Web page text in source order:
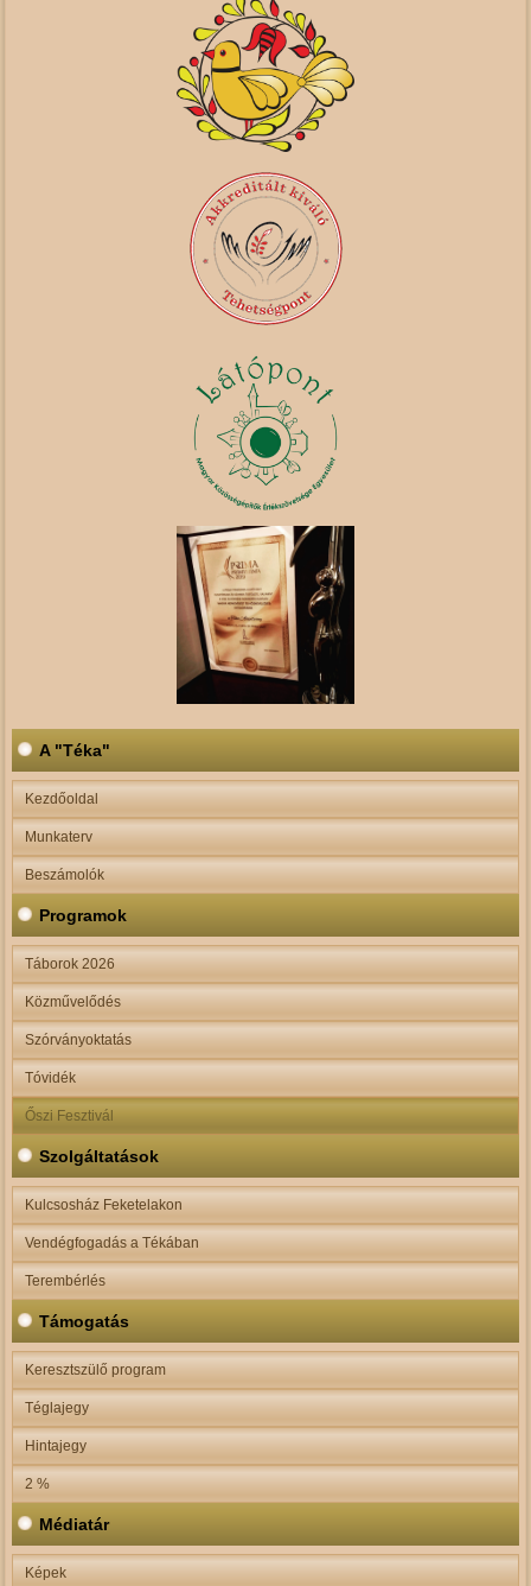
A "Téka"
Kezdőoldal
Munkaterv
Beszámolók
Programok
Táborok 2026
Közművelődés
Szórványoktatás
Tóvidék
Őszi Fesztivál
Szolgáltatások
Kulcsosház Feketelakon
Vendégfogadás a Tékában
Terembérlés
Támogatás
Keresztszülő program
Téglajegy
Hintajegy
2 %
Médiatár
Képek